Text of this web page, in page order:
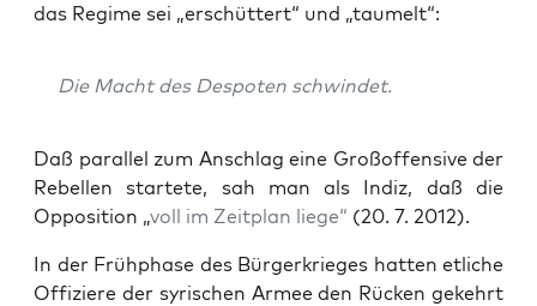
das Regime sei „erschüt­tert“ und „tau­melt“:
Die Macht des Des­po­ten schwindet.
Daß par­al­lel zum Anschlag eine Groß­of­fen­si­ve der
Rebel­len star­te­te, sah man als Indiz, daß die
Oppo­si­ti­on „voll im Zeit­plan lie­ge“ (20. 7. 2012).
In der Früh­pha­se des Bür­ger­krie­ges hat­ten etli­che
Offi­zie­re der syri­schen Armee den Rücken gekehrt